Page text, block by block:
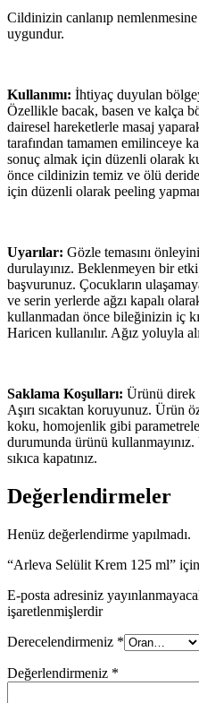
Cildinizin canlanıp
uygundur.
Kullanımı: İhtiyaç duyulan
Özellikle bacak, basen ve kalça
dairesel hareketlerle masaj
tarafından tamamen emilinceye
sonuç almak için düzenli olarak
önce cildinizin temiz ve ölü
için düzenli olarak peeling
Uyarılar: Gözle temasını
durulayınız. Beklenmeyen bir
başvurunuz. Çocukların
ve serin yerlerde ağzı kapalı
kullanmadan önce bileğinizin iç
Haricen kullanılır. Ağız yoluyla
Saklama Koşulları: Ürünü direk
Aşırı sıcaktan koruyunuz. Ürün
koku, homojenlik gibi
durumunda ürünü kullanmayınız.
sıkıca kapatınız.
Değerlendirmeler
Henüz değerlendirme yapılmadı.
“Arleva Selülit Krem 125 ml”
E-posta adresiniz
işaretlenmişlerdir
Derecelendirmeniz *
Değerlendirmeniz *